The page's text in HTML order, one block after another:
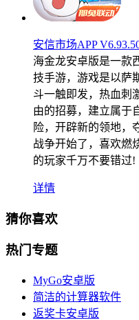
安信市场APP
海金龙安卓版是一款
技手游，游戏是以萨
斗一触即发，热血刺
由的招募，建立属于
险，开辟新的领地，
战争开始了，喜欢燃
的玩家千万不要错过!
详情
猜你喜欢
热门专题
MyGo安卓版
简洁的计算器软件
返奖卡安卓版